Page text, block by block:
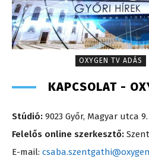
OXYGEN TV ADÁS
KAPCSOLAT -
Stúdió: 9023 Győr, Magyar utca 9.
Felelős online szerkesztő:
E-mail: